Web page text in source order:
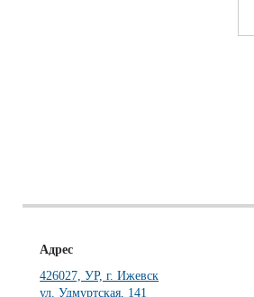
Адрес
426027, УР, г. Ижевск
ул. Удмуртская, 141